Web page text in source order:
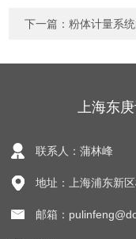
下一篇：粉体计量系
上海东
联系人：蒲林峰
地址：上海浦东新
邮箱：